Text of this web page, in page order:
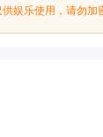
娱乐使用，请勿加